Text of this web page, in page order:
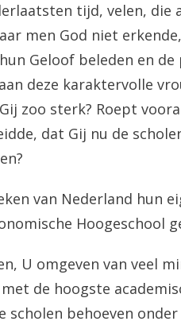
tijd, velen, die
men God niet
Geloof beleden en
deze karaktervolle
zoo sterk? Roept
dat Gij nu de
van Nederland hun
Hoogeschool
U omgeven van veel
de hoogste
scholen behoeven